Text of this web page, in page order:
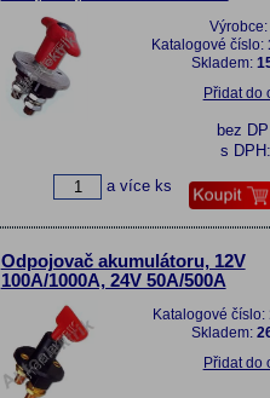
Výrobce:
Katalogové číslo:
Skladem:
Přidat do
bez
s
a více ks
Odpojovač akumulátoru, 12V
100A/1000A, 24V 50A/500A
Katalogové číslo:
Skladem:
Přidat do